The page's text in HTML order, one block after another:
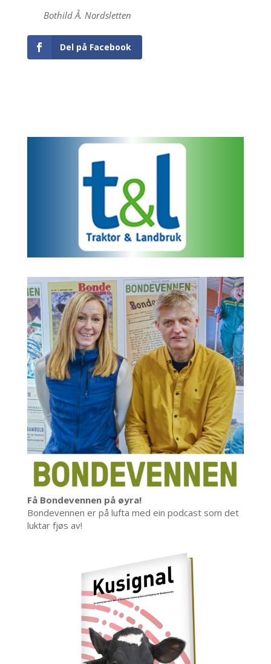
Bothild Å. Nordsletten
Del på Facebook
Få Bondevennen på øyra!
Bondevennen er på lufta med ein podcast som det
luktar fjøs av!